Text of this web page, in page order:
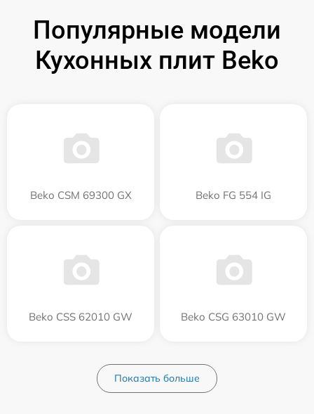
Популярные модели
Кухонных плит Beko
Beko CSM 69300 GX Beko FG 554 IG
Beko CSS 62010 GW Beko CSG 63010 GW
Показать больше